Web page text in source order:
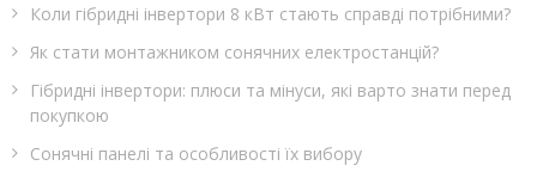
Коли гібридні інвертори 8 кВт стають справді потрібними?
Як стати монтажником сонячних електростанцій?
Гібридні інвертори: плюси та мінуси, які варто знати перед
покупкою
Сонячні панелі та особливості їх вибору